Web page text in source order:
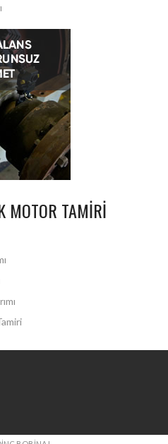
MOTOR TAMIRI